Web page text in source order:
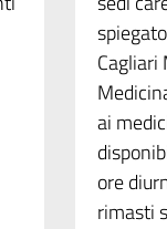
Cagliari
ai
ore
rimasti